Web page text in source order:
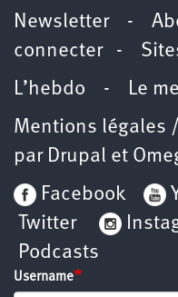
Newsletter-
connecter-
L’hebdo - Le
Mentions légales
par Drupal et
Facebook
Twitter
Podcasts
Username